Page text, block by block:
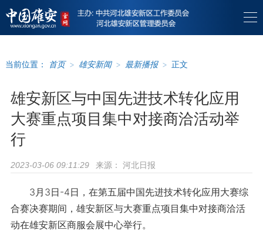
当前位置： 首页 > 雄安新闻 > 最新播报 > 正文
雄安新区与中国先进技术转化应用
大赛重点项目集中对接商洽活动举
行
2023-03-06 09:11:29 来源： 河北日报
3月3日-4日，在第五届中国先进技术转化应用大赛综
合赛决赛期间，雄安新区与大赛重点项目集中对接商洽活
动在雄安新区商服会展中心举行。